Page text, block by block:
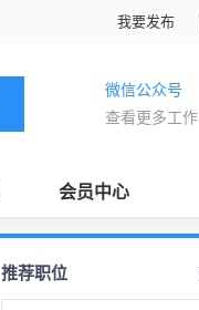
我要发布
微信公众号
查看更多工作
会员中心
推荐职位